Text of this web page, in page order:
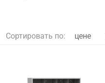
Сортировать по: цене